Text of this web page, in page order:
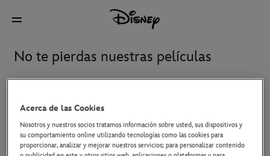
No te pierdas nuestras películas
Gatto
Hechizo: Bienvenidos a
Acerca de las Cookies
Nosotros y nuestros socios tratamos información sobre usted, sus dispositivos y
su comportamiento online utilizando tecnologías como las cookies para
proporcionar, analizar y mejorar nuestros servicios; para personalizar contenido